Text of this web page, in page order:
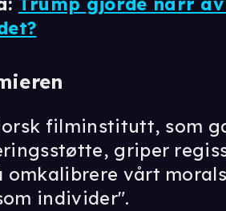
filminstitutt, som
griper
omkalibrere vårt
individer".